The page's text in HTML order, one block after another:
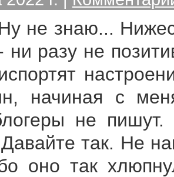
не знаю...
ни разу не
начиная с
не
так. Не
оно так